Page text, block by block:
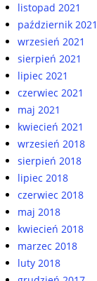
listopad 2021
październik 2021
wrzesień 2021
sierpień 2021
lipiec 2021
czerwiec 2021
maj 2021
kwiecień 2021
wrzesień 2018
sierpień 2018
lipiec 2018
czerwiec 2018
maj 2018
kwiecień 2018
marzec 2018
luty 2018